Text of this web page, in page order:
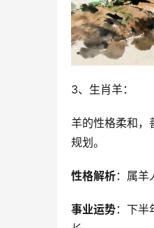
3、生肖羊：
羊的性格柔和，
规划。
性格解析：属羊
事业运势：下半